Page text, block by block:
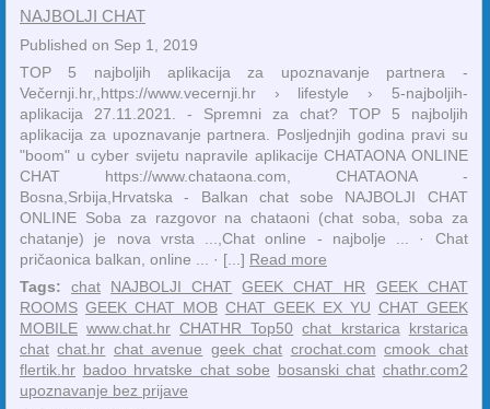
NAJBOLJI CHAT
Published on Sep 1, 2019
TOP 5 najboljih aplikacija za upoznavanje partnera -
Večernji.hr,,https://www.vecernji.hr › lifestyle › 5-najboljih-
aplikacija 27.11.2021. - Spremni za chat? TOP 5 najboljih
aplikacija za upoznavanje partnera. Posljednjih godina pravi su
"boom" u cyber svijetu napravile aplikacije CHATAONA ONLINE
CHAT https://www.chataona.com, CHATAONA -
Bosna,Srbija,Hrvatska - Balkan chat sobe NAJBOLJI CHAT
ONLINE Soba za razgovor na chataoni (chat soba, soba za
chatanje) je nova vrsta ...,‎Chat online - najbolje ... · ‎Chat
pričaonica balkan, online ... · [...] Read more
Tags:
chat NAJBOLJI CHAT GEEK CHAT HR
GEEK CHAT
ROOMS GEEK CHAT MOB CHAT GEEK EX YU CHAT GEEK
MOBILE www.chat.hr CHATHR Top50 chat krstarica
krstarica
chat chat.hr chat avenue geek chat crochat.com cmook chat
flertik.hr badoo hrvatske chat sobe bosanski chat chathr.com2
upoznavanje bez prijave